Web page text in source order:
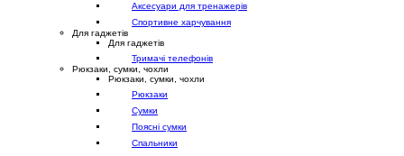
Аксесуари для тренажерів
Спортивне харчування
Для гаджетів
Для гаджетів
Тримачі телефонів
Рюкзаки, сумки, чохли
Рюкзаки, сумки, чохли
Рюкзаки
Сумки
Поясні сумки
Спальники